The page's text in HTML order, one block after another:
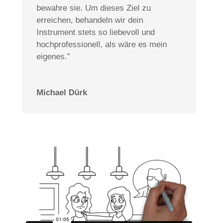
bewahre sie. Um dieses Ziel zu
erreichen, behandeln wir dein
Instrument stets so liebevoll und
hochprofessionell, als wäre es mein
eigenes.”
Michael Dürk